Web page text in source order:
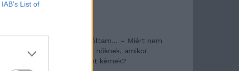
IAB’s List of
Pedig szóltam… – Miért nem
hiszünk a nőknek, amikor
segítséget kérnek?